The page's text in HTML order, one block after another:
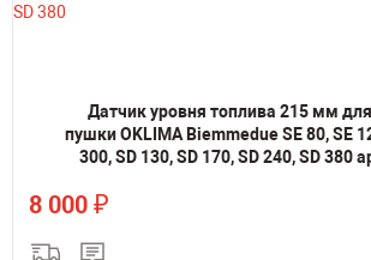
Датчик уровня топлива 215 мм
пушки OKLIMA Biemmedue SE 80, SE
300, SD 130, SD 170, SD 240, SD 380
8 000 ₽